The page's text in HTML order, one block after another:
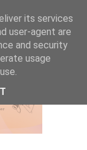
MENU
its services
user-agent are
and security
usage